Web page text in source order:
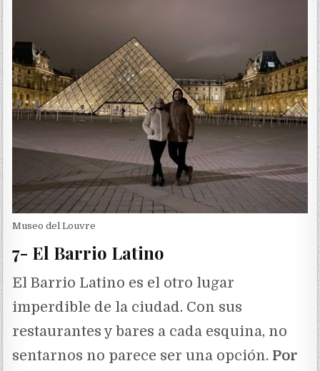
Museo del Louvre
7- El Barrio Latino
El Barrio Latino es el otro lugar
imperdible de la ciudad. Con sus
restaurantes y bares a cada esquina, no
sentarnos no parece ser una opción. Por